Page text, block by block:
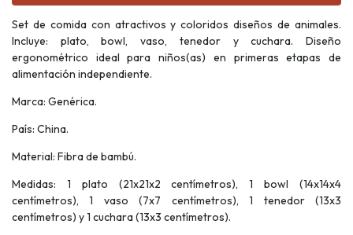
Set de comida con atractivos y coloridos diseños de animales.
Incluye: plato, bowl, vaso, tenedor y cuchara. Diseño
ergonométrico ideal para niños(as) en primeras etapas de
alimentación independiente.
Marca: Genérica.
País: China.
Material: Fibra de bambú.
Medidas: 1 plato (21x21x2 centímetros), 1 bowl (14x14x4
centímetros), 1 vaso (7x7 centímetros), 1 tenedor (13x3
centímetros) y 1 cuchara (13x3 centímetros).